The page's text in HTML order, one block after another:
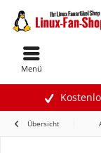
Menü
Übersicht